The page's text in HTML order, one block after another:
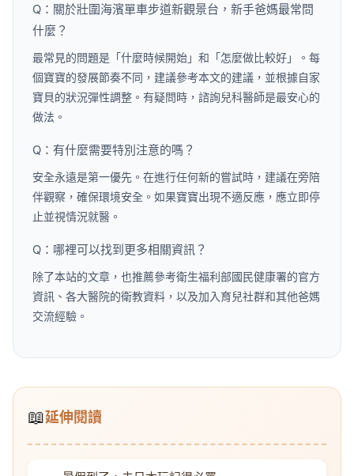
Q：關於壯圍海濱單車步道新觀景台，新手爸媽最常問
什麼？
最常見的問題是「什麼時候開始」和「怎麼做比較好」。每
個寶寶的發展節奏不同，建議參考本文的建議，並根據自家
寶貝的狀況彈性調整。有疑問時，諮詢兒科醫師是最安心的
做法。
Q：有什麼需要特別注意的嗎？
安全永遠是第一優先。在進行任何新的嘗試時，建議在旁陪
伴觀察，確保環境安全。如果寶寶出現不適反應，應立即停
止並視情況就醫。
Q：哪裡可以找到更多相關資訊？
除了本站的文章，也推薦參考衛生福利部國民健康署的官方
資訊、各大醫院的衛教資料，以及加入育兒社群和其他爸媽
交流經驗。
📖延伸閱讀